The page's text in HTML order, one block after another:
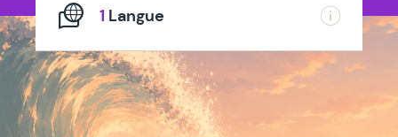
1 Langue